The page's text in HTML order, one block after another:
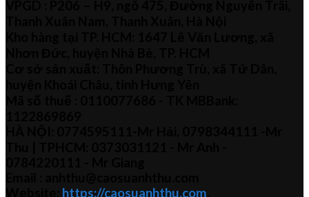
https://caosuanhthu.com